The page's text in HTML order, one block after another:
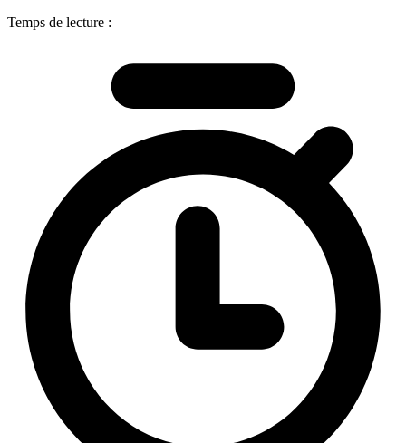
Temps de lecture :